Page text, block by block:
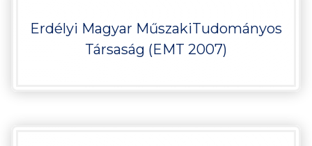
Erdélyi Magyar MűszakiTudományos
Társaság (EMT 2007)